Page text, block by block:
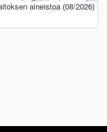
aineistoa (08/2026)